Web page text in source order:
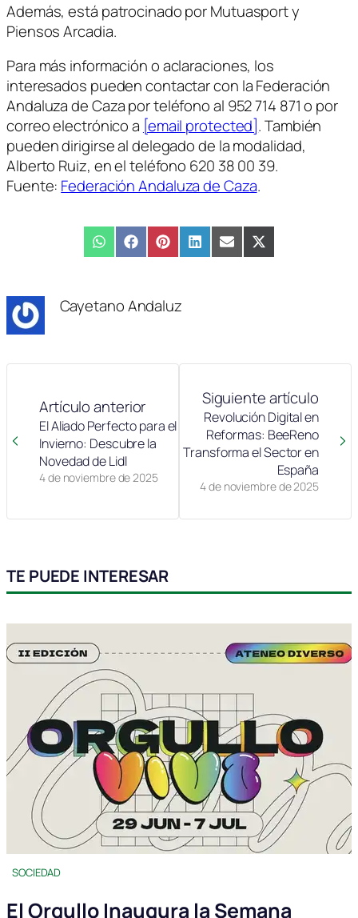
Además, está patrocinado por Mutuasport y
Piensos Arcadia.
Para más información o aclaraciones, los
interesados pueden contactar con la Federación
Andaluza de Caza por teléfono al 952 714 871 o por
correo electrónico a [email protected]. También
pueden dirigirse al delegado de la modalidad,
Alberto Ruiz, en el teléfono 620 38 00 39.
Fuente: Federación Andaluza de Caza.
Compartir
en
WhatsAppCompartir
en
FacebookCompartir
en
PinterestCompartir
en
LinkedInCompartir
en
EmailCompartir
en
X
(Twitter)
Cayetano Andaluz
Artículo anterior
4 de noviembre de 2025
El Aliado Perfecto para el
Invierno: Descubre la
Novedad de Lidl
Siguiente artículo
4 de noviembre de 2025
Revolución Digital en
Reformas: BeeReno
Transforma el Sector en
España
TE PUEDE INTERESAR
SOCIEDAD
El Orgullo Inaugura la Semana